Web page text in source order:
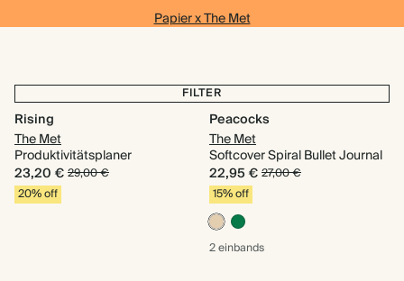
Papier x The Met
FILTER
Rising
The Met
Produktivitätsplaner
23,20 €29,00 €
20% off
Peacocks
The Met
Softcover Spiral Bullet Journal
22,95 €27,00 €
15% off
2 einbands